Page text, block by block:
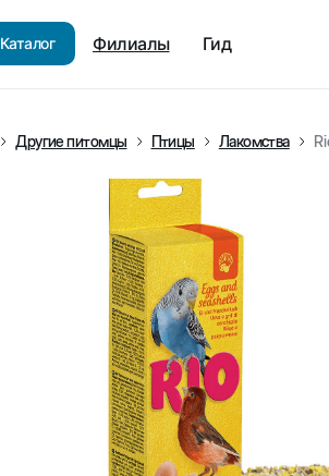
Каталог Филиалы Гид
Другие питомцы Птицы Лакомства